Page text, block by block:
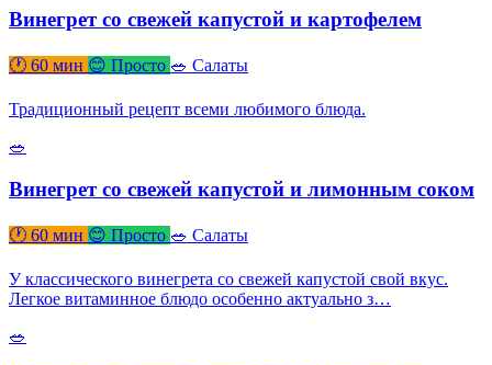
Винегрет со свежей капустой и картофелем
🕐 60 мин 😊 Просто 🥗 Салаты
Традиционный рецепт всеми любимого блюда.
🥗
Винегрет со свежей капустой и лимонным соком
🕐 60 мин 😊 Просто 🥗 Салаты
У классического винегрета со свежей капустой свой вкус.
Легкое витаминное блюдо особенно актуально з…
🥗